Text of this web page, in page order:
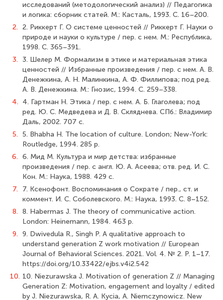
исследований (методологический анализ) // Педагогика
и логика: сборник статей. М.: Касталь, 1993. С. 16–200.
2. 2. Риккерт Г. О системе ценностей // Риккерт Г. Науки о
природе и науки о культуре / пер. с нем. М.: Республика,
1998. С. 365–391.
3. 3. Шелер М. Формализм в этике и материальная этика
ценностей // Избранные произведения / пер. с нем. А. В.
Денежкина, А. Н. Малинкина, А. Ф. Филлипова; под ред.
А. В. Денежкина. М.: Гнозис, 1994. С. 259–338.
4. 4. Гартман Н. Этика / пер. с нем. А. Б. Глаголева; под
ред. Ю. С. Медведева и Д. В. Скляднева. СПб.: Владимир
Даль, 2002. 707 с.
5. 5. Bhabha H. The location of culture. London; New-York:
Routledge, 1994. 285 p.
6. 6. Мид М. Культура и мир детства: избранные
произведения / пер. с англ. Ю. А. Асеева; отв. ред. И. С.
Кон. М.: Наука, 1988. 429 с.
7.
7. Ксенофонт. Воспоминания о Сократе / пер., ст. и
коммент. И. С. Соболевского. М.: Наука, 1993. C. 8–152.
8. 8. Habermas J. The theory of communicative action.
London: Heinemann, 1984. 463 p.
9. 9. Dwivedula R., Singh P. A qualitative approach to
understand generation Z work motivation // European
Journal of Behavioral Sciences. 2021. Vol. 4. № 2. P. 1–17.
https://doi.org/10.33422/ejbs.v4i2.542
10. 10. Niezurawska J. Motivation of generation Z // Managing
Generation Z: Motivation, engagement and loyalty / edited
by J. Niezurawska, R. A. Kycia, A. Niemczynowicz. New